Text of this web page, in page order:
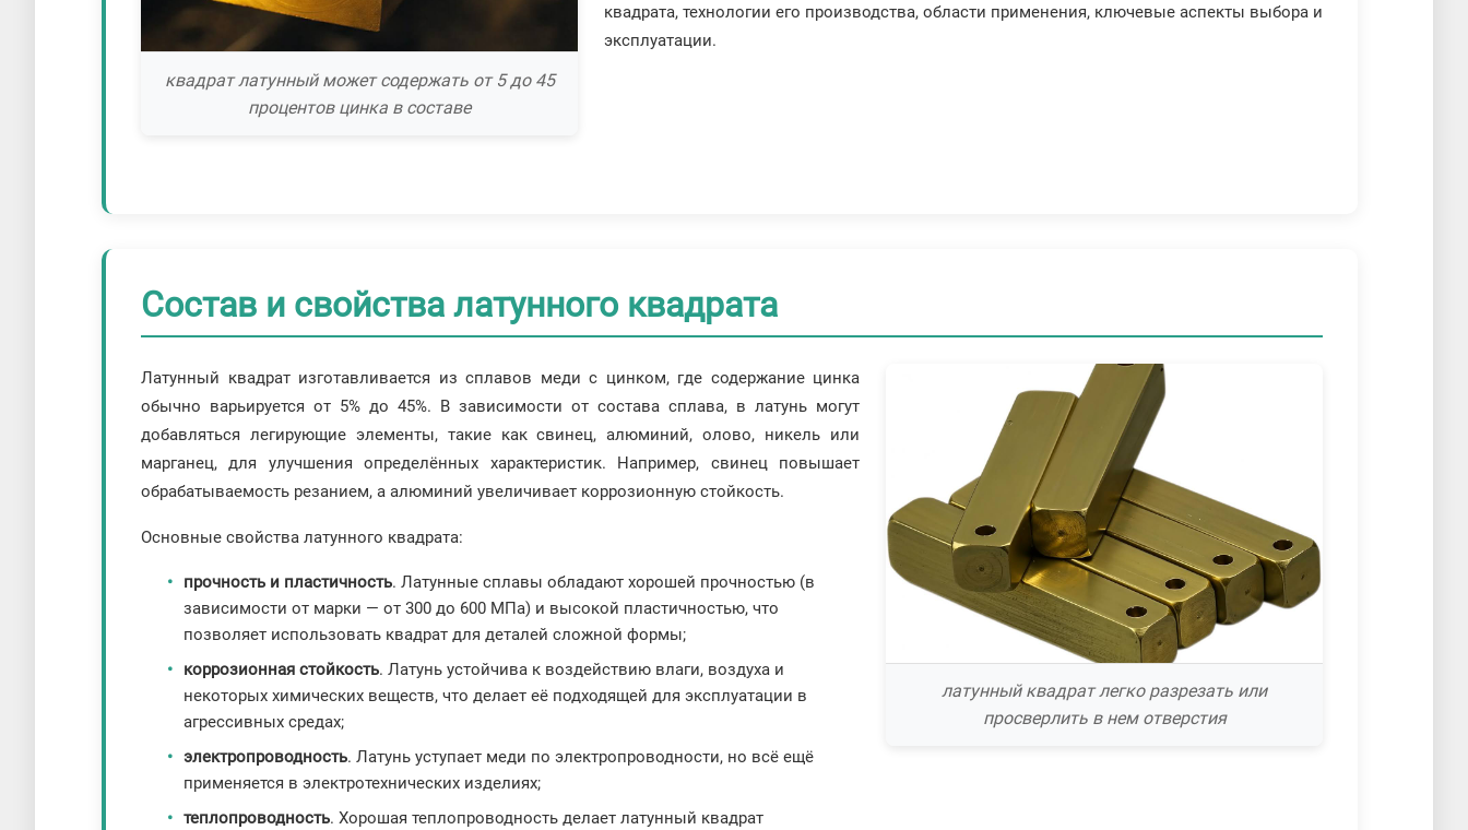
квадрат латунный может содержать от 5 до 45
процентов цинка в составе
квадрата, технологии его производства, области применения, ключевые аспекты выбора и
эксплуатации.
Состав и свойства латунного квадрата
латунный квадрат легко разрезать или
просверлить в нем отверстия
Латунный квадрат изготавливается из сплавов меди с цинком, где содержание цинка
обычно варьируется от 5% до 45%. В зависимости от состава сплава, в латунь могут
добавляться легирующие элементы, такие как свинец, алюминий, олово, никель или
марганец, для улучшения определённых характеристик. Например, свинец повышает
обрабатываемость резанием, а алюминий увеличивает коррозионную стойкость.
Основные свойства латунного квадрата:
прочность и пластичность. Латунные сплавы обладают хорошей прочностью (в
зависимости от марки — от 300 до 600 МПа) и высокой пластичностью, что
позволяет использовать квадрат для деталей сложной формы;
коррозионная стойкость. Латунь устойчива к воздействию влаги, воздуха и
некоторых химических веществ, что делает её подходящей для эксплуатации в
агрессивных средах;
электропроводность. Латунь уступает меди по электропроводности, но всё ещё
применяется в электротехнических изделиях;
теплопроводность. Хорошая теплопроводность делает латунный квадрат